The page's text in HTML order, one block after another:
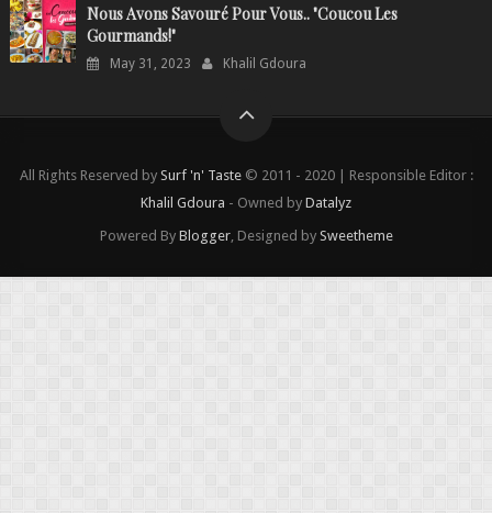
Nous Avons Savouré Pour Vous.. "Coucou Les
Gourmands!"
May 31, 2023 Khalil Gdoura
All Rights Reserved by Surf 'n' Taste© 2011 - 2020 | Responsible Editor :
Khalil Gdoura - Owned by Datalyz
Powered By Blogger, Designed by Sweetheme